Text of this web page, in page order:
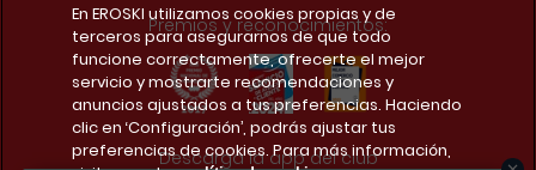
Premios y reconocimientos:
Descarga la app del club
En EROSKI utilizamos cookies propias y de
terceros para asegurarnos de que todo
funcione correctamente, ofrecerte el mejor
servicio y mostrarte recomendaciones y
anuncios ajustados a tus preferencias. Haciendo
clic en ‘Configuración’, podrás ajustar tus
preferencias de cookies. Para más información,